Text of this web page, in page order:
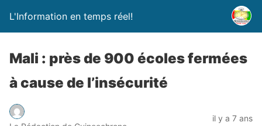
L'Information en temps réel!
Mali : près de 900 écoles fermées
à cause de l’insécurité
il y a 7 ans